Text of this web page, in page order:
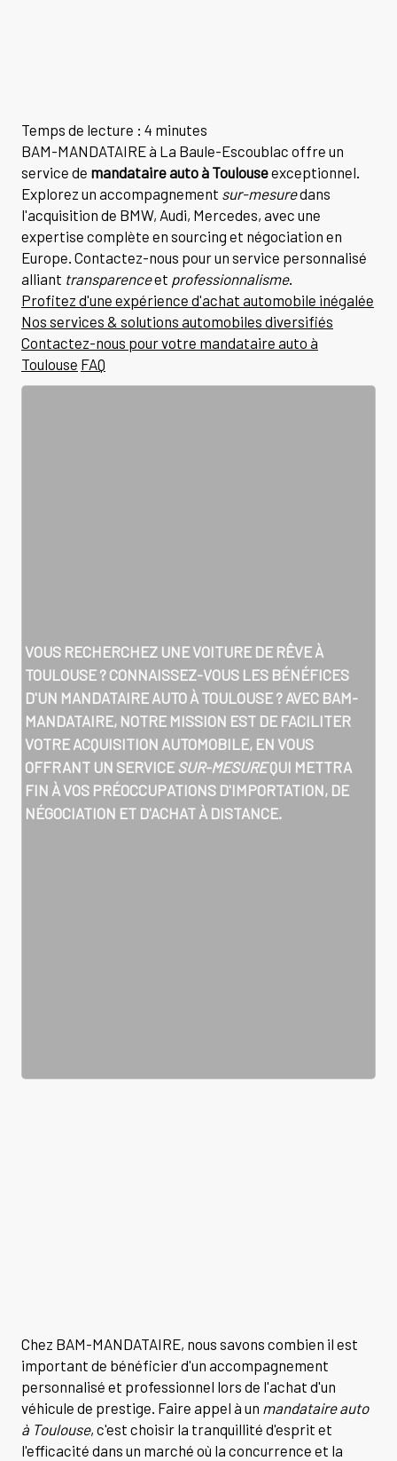
Temps de lecture : 4 minutes
BAM-MANDATAIRE à La Baule-Escoublac offre un
service de mandataire auto à Toulouseexceptionnel.
Explorez un accompagnement sur-mesuredans
l'acquisition de BMW, Audi, Mercedes, avec une
expertise complète en sourcing et négociation en
Europe. Contactez-nous pour un service personnalisé
alliant transparenceet professionnalisme.
Profitez d'une expérience d'achat automobile inégalée
Nos services & solutions automobiles diversifiés
Contactez-nous pour votre mandataire auto à
Toulouse FAQ
VOUS RECHERCHEZ UNE VOITURE DE RÊVE À
TOULOUSE ? CONNAISSEZ-VOUS LES BÉNÉFICES
D'UN MANDATAIRE AUTO À TOULOUSE ? AVEC BAM-
MANDATAIRE, NOTRE MISSION EST DE FACILITER
VOTRE ACQUISITION AUTOMOBILE, EN VOUS
OFFRANT UN SERVICE SUR-MESUREQUI METTRA
FIN À VOS PRÉOCCUPATIONS D'IMPORTATION, DE
NÉGOCIATION ET D'ACHAT À DISTANCE.
Chez BAM-MANDATAIRE, nous savons combien il est
important de bénéficier d'un accompagnement
personnalisé et professionnel lors de l'achat d'un
véhicule de prestige. Faire appel à un mandataire auto
à Toulouse, c'est choisir la tranquillité d'esprit et
l'efficacité dans un marché où la concurrence et la